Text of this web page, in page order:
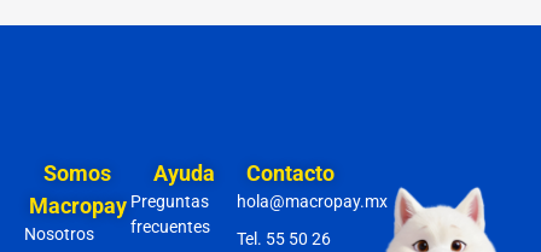
Somos
Macropay
Nosotros
Ayuda
Preguntas
frecuentes
Contacto
hola@macropay.mx
Tel. 55 50 26